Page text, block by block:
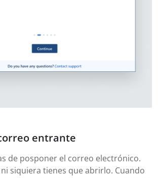
entrante
de posponer el correo electrónico.
siquiera tienes que abrirlo. Cuando